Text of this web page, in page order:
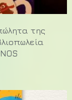
της